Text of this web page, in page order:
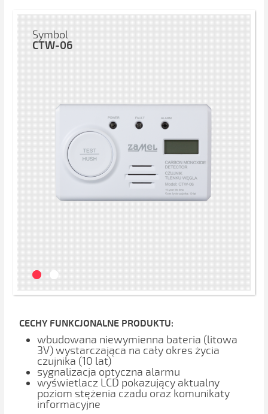
Symbol
CTW-06
CECHY FUNKCJONALNE PRODUKTU:
wbudowana niewymienna bateria (litowa
3V) wystarczająca na cały okres życia
czujnika (10 lat)
sygnalizacja optyczna alarmu
wyświetlacz LCD pokazujący aktualny
poziom stężenia czadu oraz komunikaty
informacyjne